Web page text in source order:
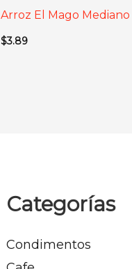
Arroz El Mago Mediano
$3.89
Categorías
Condimentos